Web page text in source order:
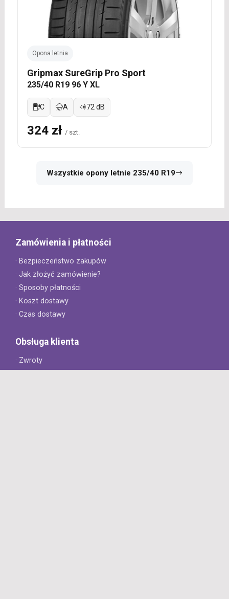
Opona letnia
Gripmax SureGrip Pro Sport
235/40 R19 96 Y XL
C A 72 dB
324 zł / szt.
Wszystkie opony letnie 235/40 R19
Zamówienia i płatności
· Bezpieczeństwo zakupów
· Jak złożyć zamówienie?
· Sposoby płatności
· Koszt dostawy
· Czas dostawy
Obsługa klienta
· Zwroty